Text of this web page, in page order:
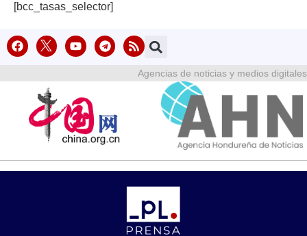
[bcc_tasas_selector]
Agencias de noticias y medios digitales